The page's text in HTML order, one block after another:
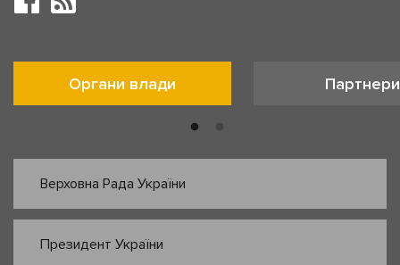
Органи влади Партнери
Верховна Рада України
Президент України